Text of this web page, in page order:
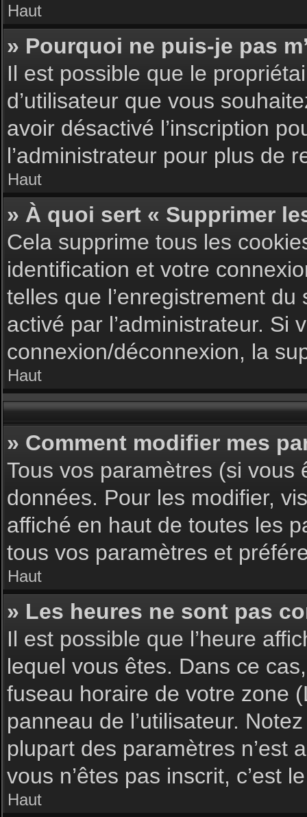
Haut
» Pourquoi ne puis-je pas
Il est possible que le
d’utilisateur que vous
avoir désactivé l’inscription
l’administrateur pour plus de
Haut
» À quoi sert « Supprimer
Cela supprime tous les
identification et votre
telles que l’enregistrement
activé par l’administrateur. Si
connexion/déconnexion, la
Haut
» Comment modifier mes
Tous vos paramètres (si
données. Pour les modifier,
affiché en haut de toutes les
tous vos paramètres et
Haut
» Les heures ne sont pas
Il est possible que l’heure
lequel vous êtes. Dans ce
fuseau horaire de votre zone
panneau de l’utilisateur.
plupart des paramètres n’est
vous n’êtes pas inscrit, c’est
Haut